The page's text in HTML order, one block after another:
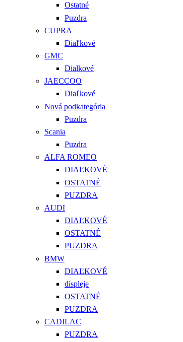
Ostatné
Puzdra
CUPRA
Diaľkové
GMC
Dialkové
JAECCOO
Diaľkové
Nová podkategória
Puzdra
Scania
Puzdra
ALFA ROMEO
DIAĽKOVÉ
OSTATNÉ
PUZDRA
AUDI
DIAĽKOVÉ
OSTATNÉ
PUZDRA
BMW
DIAĽKOVÉ
displeje
OSTATNÉ
PUZDRA
CADILAC
PUZDRA